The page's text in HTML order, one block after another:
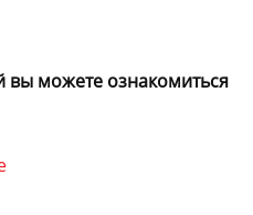
можете ознакомиться